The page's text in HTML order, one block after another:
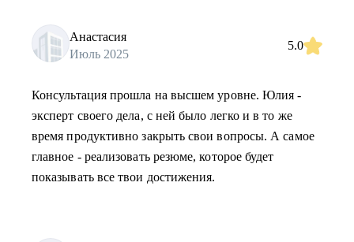
Анастасия
Июль 2025
5.0
Консультация прошла на высшем уровне. Юлия -
эксперт своего дела, с ней было легко и в то же
время продуктивно закрыть свои вопросы. А самое
главное - реализовать резюме, которое будет
показывать все твои достижения.